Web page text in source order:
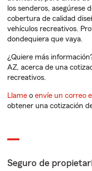
los senderos, asegúrese
cobertura de calidad
vehículos recreativos.
dondequiera que vaya.
¿Quiere más
AZ, acerca de una
recreativos.
Llame o envíe un correo
obtener una cotización
Seguro de